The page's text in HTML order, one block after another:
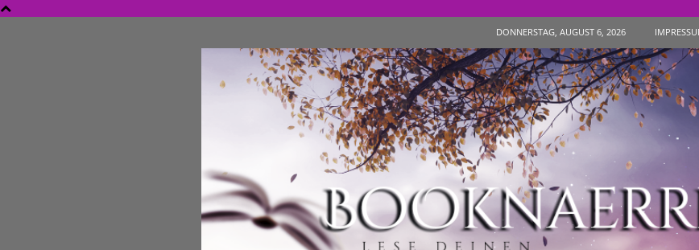
DONNERSTAG, AUGUST 6, 2026